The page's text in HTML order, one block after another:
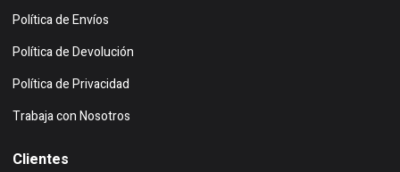
Política de Envíos
Política de Devolución
Política de Privacidad
Trabaja con Nosotros
Clientes